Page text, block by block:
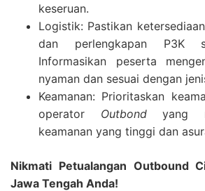
keseruan.
Logistik: Pastikan
dan perlengkapan P3K
Informasikan peserta
nyaman dan sesuai dengan
Keamanan: Prioritaskan
operator Outbondyang
keamanan yang tinggi dan
Nikmati Petualangan Outbound
Jawa Tengah Anda!